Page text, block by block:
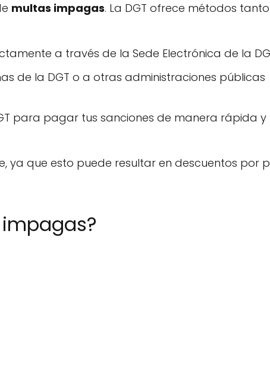
multas impagas. La DGT ofrece métodos tanto
a través de la Sede Electrónica de la
de la DGT o a otras administraciones públicas
para pagar tus sanciones de manera rápida y
ya que esto puede resultar en descuentos por